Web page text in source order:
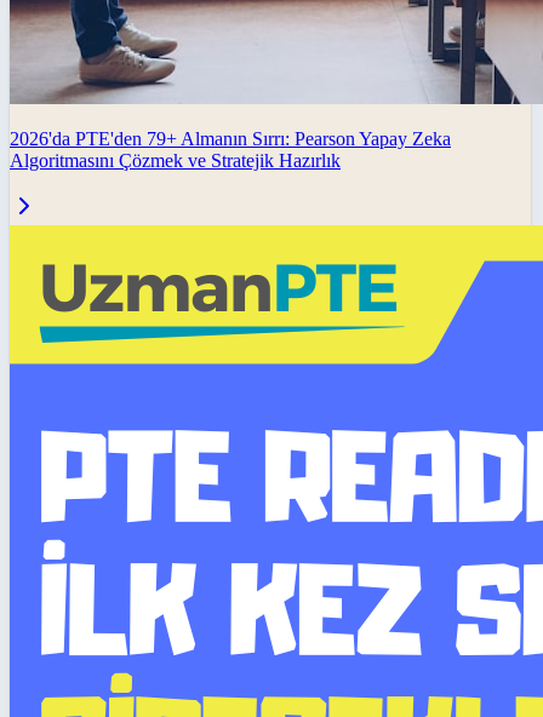
2026'da PTE'den 79+ Almanın Sırrı: Pearson Yapay Zeka
Algoritmasını Çözmek ve Stratejik Hazırlık